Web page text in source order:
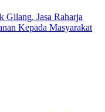
Gilang, Jasa Raharja
Kepada Masyarakat